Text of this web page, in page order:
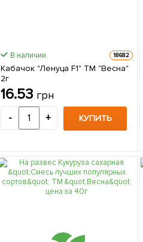
В наличии. 18682
Кабачок "Ленуца F1" ТМ "Весна"
2г
16.53 грн
- + КУПИТЬ